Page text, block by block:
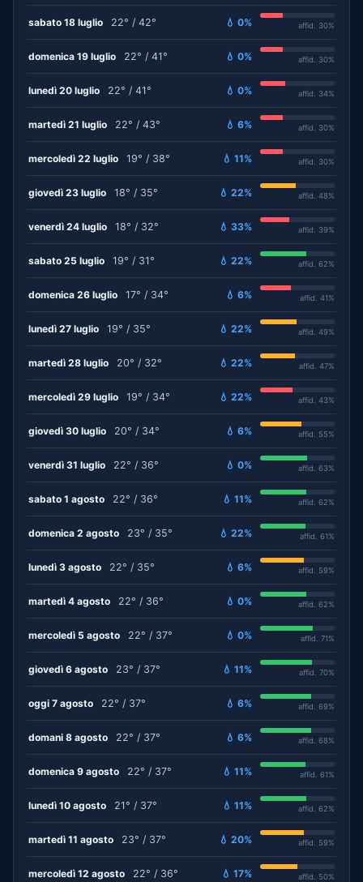
sabato 18 luglio 22° / 42° 💧 0% affid. 30%
domenica 19 luglio 22° / 41° 💧 0% affid. 30%
lunedì 20 luglio 22° / 41° 💧 0% affid. 34%
martedì 21 luglio 22° / 43° 💧 6% affid. 30%
mercoledì 22 luglio 19° / 38° 💧 11% affid. 30%
giovedì 23 luglio 18° / 35° 💧 22% affid. 48%
venerdì 24 luglio 18° / 32° 💧 33% affid. 39%
sabato 25 luglio 19° / 31° 💧 22% affid. 62%
domenica 26 luglio 17° / 34° 💧 6% affid. 41%
lunedì 27 luglio 19° / 35° 💧 22% affid. 49%
martedì 28 luglio 20° / 32° 💧 22% affid. 47%
mercoledì 29 luglio 19° / 34° 💧 22% affid. 43%
giovedì 30 luglio 20° / 34° 💧 6% affid. 55%
venerdì 31 luglio 22° / 36° 💧 0% affid. 63%
sabato 1 agosto 22° / 36° 💧 11% affid. 62%
domenica 2 agosto 23° / 35° 💧 22% affid. 61%
lunedì 3 agosto 22° / 35° 💧 6% affid. 59%
martedì 4 agosto 22° / 36° 💧 0% affid. 62%
mercoledì 5 agosto 22° / 37° 💧 0% affid. 71%
giovedì 6 agosto 23° / 37° 💧 11% affid. 70%
oggi 7 agosto 22° / 37° 💧 6% affid. 69%
domani 8 agosto 22° / 37° 💧 6% affid. 68%
domenica 9 agosto 22° / 37° 💧 11% affid. 61%
lunedì 10 agosto 21° / 37° 💧 11% affid. 62%
martedì 11 agosto 23° / 37° 💧 20% affid. 59%
mercoledì 12 agosto 22° / 36° 💧 17% affid. 50%